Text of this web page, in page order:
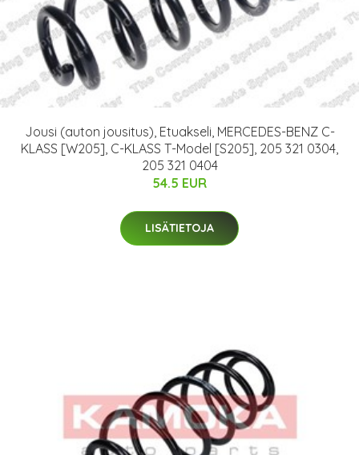
Jousi (auton jousitus), Etuakseli, MERCEDES-BENZ C-
KLASS [W205], C-KLASS T-Model [S205], 205 321 0304,
205 321 0404
54.5 EUR
LISÄTIETOJA